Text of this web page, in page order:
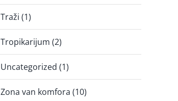
Traži (1)
Tropikarijum (2)
Uncategorized (1)
Zona van komfora (10)